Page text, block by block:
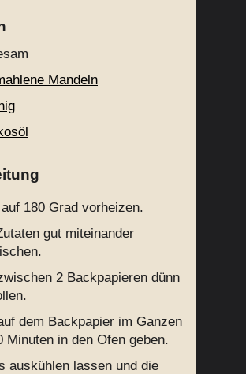
Mandeln
180 Grad vorheizen.
gut miteinander
2 Backpapieren dünn
dem Backpapier im Ganzen
Minuten in den Ofen geben.
auskühlen lassen und die